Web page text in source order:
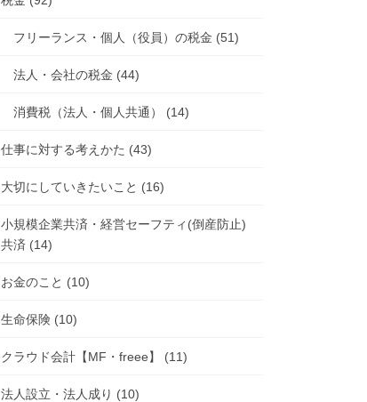
フリーランス・個人（役員）の税金 (51)
法人・会社の税金 (44)
消費税（法人・個人共通） (14)
仕事に対する考えかた (43)
大切にしていきたいこと (16)
小規模企業共済・経営セーフティ(倒産防止)
共済 (14)
お金のこと (10)
生命保険 (10)
クラウド会計【MF・freee】 (11)
法人設立・法人成り (10)